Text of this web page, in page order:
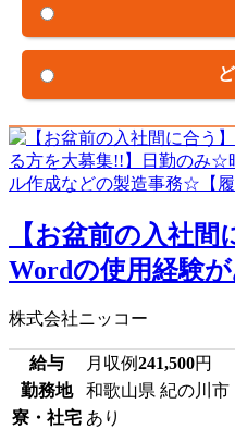
【お盆前の入社
Wordの使用経験
株式会社ニッコー
給与 月収例241,500円
勤務地
和歌山県 紀の川市
寮・社宅 あり